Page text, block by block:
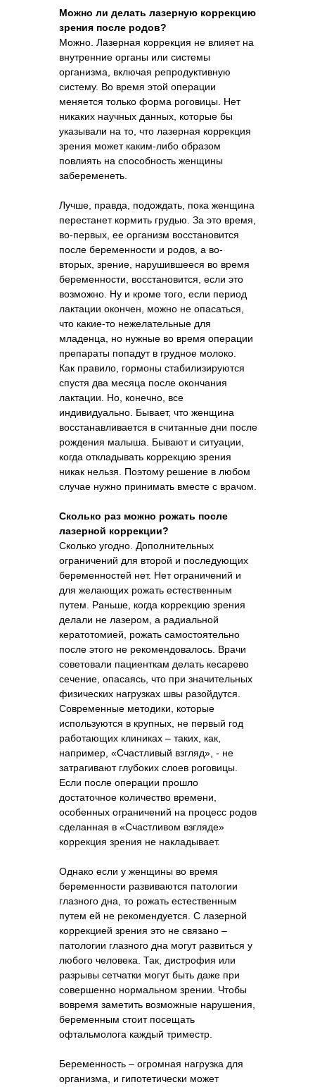
Можно ли делать лазерную коррекцию
зрения после родов?
Можно. Лазерная коррекция не влияет на
внутренние органы или системы
организма, включая репродуктивную
систему. Во время этой операции
меняется только форма роговицы. Нет
никаких научных данных, которые бы
указывали на то, что лазерная коррекция
зрения может каким-либо образом
повлиять на способность женщины
забеременеть.
Лучше, правда, подождать, пока женщина
перестанет кормить грудью. За это время,
во-первых, ее организм восстановится
после беременности и родов, а во-
вторых, зрение, нарушившееся во время
беременности, восстановится, если это
возможно. Ну и кроме того, если период
лактации окончен, можно не опасаться,
что какие-то нежелательные для
младенца, но нужные во время операции
препараты попадут в грудное молоко.
Как правило, гормоны стабилизируются
спустя два месяца после окончания
лактации. Но, конечно, все
индивидуально. Бывает, что женщина
восстанавливается в считанные дни после
рождения малыша. Бывают и ситуации,
когда откладывать коррекцию зрения
никак нельзя. Поэтому решение в любом
случае нужно принимать вместе с врачом.
Сколько раз можно рожать после
лазерной коррекции?
Сколько угодно. Дополнительных
ограничений для второй и последующих
беременностей нет. Нет ограничений и
для желающих рожать естественным
путем. Раньше, когда коррекцию зрения
делали не лазером, а радиальной
кератотомией, рожать самостоятельно
после этого не рекомендовалось. Врачи
советовали пациенткам делать кесарево
сечение, опасаясь, что при значительных
физических нагрузках швы разойдутся.
Современные методики, которые
используются в крупных, не первый год
работающих клиниках – таких, как,
например, «Счастливый взгляд», - не
затрагивают глубоких слоев роговицы.
Если после операции прошло
достаточное количество времени,
особенных ограничений на процесс родов
сделанная в «Счастливом взгляде»
коррекция зрения не накладывает.
Однако если у женщины во время
беременности развиваются патологии
глазного дна, то рожать естественным
путем ей не рекомендуется. С лазерной
коррекцией зрения это не связано –
патологии глазного дна могут развиться у
любого человека. Так, дистрофия или
разрывы сетчатки могут быть даже при
совершенно нормальном зрении. Чтобы
вовремя заметить возможные нарушения,
беременным стоит посещать
офтальмолога каждый триместр.
Беременность – огромная нагрузка для
организма, и гипотетически может